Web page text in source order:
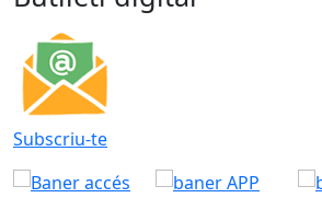
Subscriu-te